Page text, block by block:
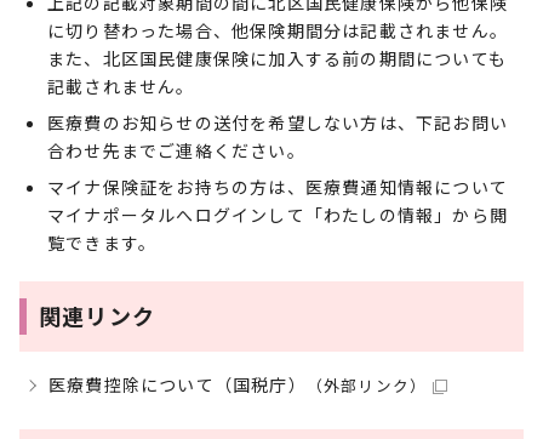
に切り替わった場合、他保険期間分は記載されません。
また、北区国民健康保険に加入する前の期間についても
記載されません。
医療費のお知らせの送付を希望しない方は、下記お問い
合わせ先までご連絡ください。
マイナ保険証をお持ちの方は、医療費通知情報について
マイナポータルへログインして「わたしの情報」から閲
覧できます。
関連リンク
医療費控除について（国税庁） （外部リンク）